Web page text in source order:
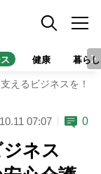
健康 暮らし
えるビジネスを！
07:07 0
ネス